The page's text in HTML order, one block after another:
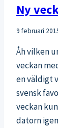
Ny
9 februari
Åh vilken
veckan
en väldigt
svensk
veckan
datorn